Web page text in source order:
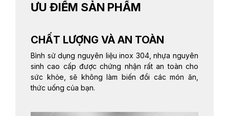
ƯU ĐIỂM SẢN PHẨM
CHẤT LƯỢNG VÀ AN TOÀN
Bình sử dụng nguyên liệu inox 304, nhựa nguyên
sinh cao cấp được chứng nhận rất an toàn cho
sức khỏe, sẽ không làm biến đổi các món ăn,
thức uống của bạn.